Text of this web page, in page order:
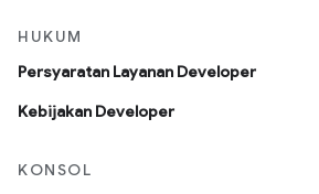
HUKUM
Persyaratan Layanan Developer
Kebijakan Developer
KONSOL